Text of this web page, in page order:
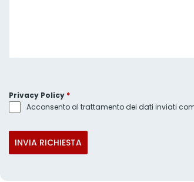
Privacy Policy *
Acconsento al trattamento dei dati inviati
INVIA RICHIESTA